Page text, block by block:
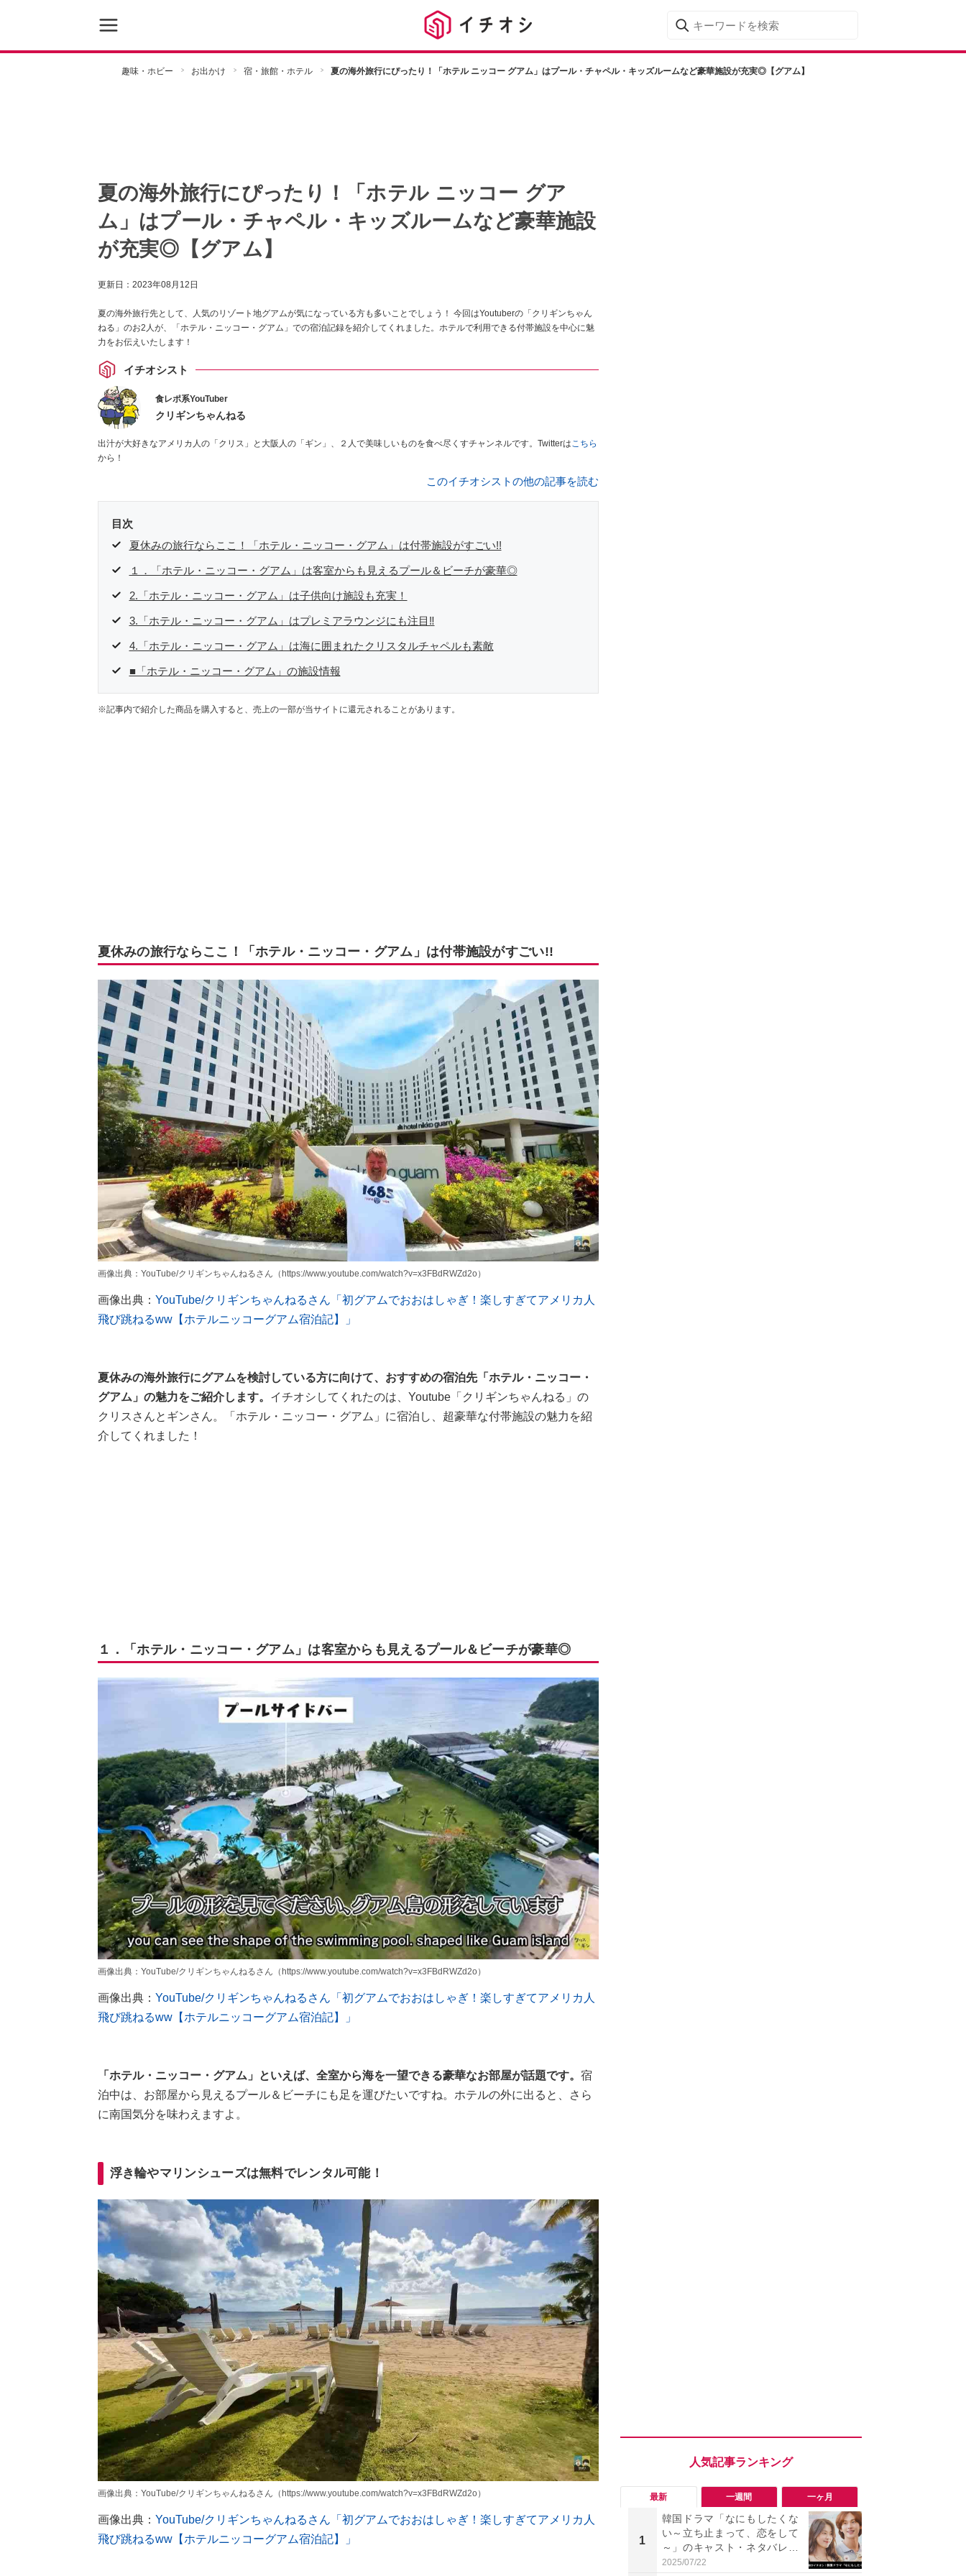
趣味・ホビー お出かけ 宿・旅館・ホテル 夏の海外旅行にぴったり！「ホテル ニッコー グアム」はプール・チャペル・キッズルームなど豪華施設が充実◎【グアム】
夏の海外旅行にぴったり！「ホテル ニッコー グア
ム」はプール・チャペル・キッズルームなど豪華施設
が充実◎【グアム】
更新日： 2023年08月12日
夏の海外旅行先として、人気のリゾート地グアムが気になっている方も多いことでしょう！ 今回はYoutuberの「クリギンちゃん
ねる」のお2人が、「ホテル・ニッコー・グアム」での宿泊記録を紹介してくれました。ホテルで利用できる付帯施設を中心に魅
力をお伝えいたします！
イチオシスト
食レポ系YouTuber
クリギンちゃんねる
出汁が大好きなアメリカ人の「クリス」と大阪人の「ギン」、２人で美味しいものを食べ尽くすチャンネルです。Twitterはこちら
から！
このイチオシストの他の記事を読む
目次
夏休みの旅行ならここ！「ホテル・ニッコー・グアム」は付帯施設がすごい!!
１．「ホテル・ニッコー・グアム」は客室からも見えるプール＆ビーチが豪華◎
2.「ホテル・ニッコー・グアム」は子供向け施設も充実！
3.「ホテル・ニッコー・グアム」はプレミアラウンジにも注目‼
4.「ホテル・ニッコー・グアム」は海に囲まれたクリスタルチャペルも素敵
■「ホテル・ニッコー・グアム」の施設情報
※記事内で紹介した商品を購入すると、売上の一部が当サイトに還元されることがあります。
夏休みの旅行ならここ！「ホテル・ニッコー・グアム」は付帯施設がすごい!!
画像出典：YouTube/クリギンちゃんねるさん（https://www.youtube.com/watch?v=x3FBdRWZd2o）
画像出典： YouTube/クリギンちゃんねるさん「初グアムでおおはしゃぎ！楽しすぎてアメリカ人
飛び跳ねるww【ホテルニッコーグアム宿泊記】」
夏休みの海外旅行にグアムを検討している方に向けて、おすすめの宿泊先「ホテル・ニッコー・
グアム」の魅力をご紹介します。 イチオシしてくれたのは、Youtube「クリギンちゃんねる」の
クリスさんとギンさん。「ホテル・ニッコー・グアム」に宿泊し、超豪華な付帯施設の魅力を紹
介してくれました！
１．「ホテル・ニッコー・グアム」は客室からも見えるプール＆ビーチが豪華◎
画像出典：YouTube/クリギンちゃんねるさん（https://www.youtube.com/watch?v=x3FBdRWZd2o）
画像出典： YouTube/クリギンちゃんねるさん「初グアムでおおはしゃぎ！楽しすぎてアメリカ人
飛び跳ねるww【ホテルニッコーグアム宿泊記】」
「ホテル・ニッコー・グアム」といえば、全室から海を一望できる豪華なお部屋が話題です。 宿
泊中は、お部屋から見えるプール＆ビーチにも足を運びたいですね。ホテルの外に出ると、さら
に南国気分を味わえますよ。
浮き輪やマリンシューズは無料でレンタル可能！
画像出典：YouTube/クリギンちゃんねるさん（https://www.youtube.com/watch?v=x3FBdRWZd2o）
画像出典： YouTube/クリギンちゃんねるさん「初グアムでおおはしゃぎ！楽しすぎてアメリカ人
飛び跳ねるww【ホテルニッコーグアム宿泊記】」
最新 一週間 一ヶ月
1
韓国ドラマ「なにもしたくな
い～立ち止まって、恋をして
～」のキャスト・ネタバレあ
らすじ・感想まとめ！配信は
2025/07/22